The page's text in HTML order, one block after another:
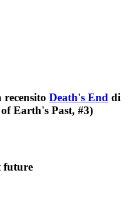
recensito Death's End di
Earth's Past, #3)
future